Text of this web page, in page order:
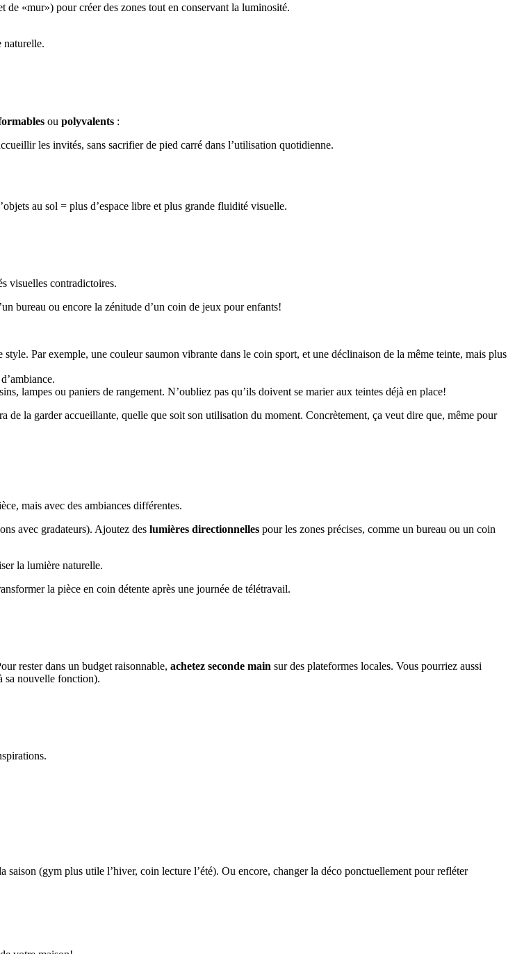
de «mur») pour créer des zones tout en conservant la luminosité.
naturelle.
ou polyvalents :
les invités, sans sacrifier de pied carré dans l’utilisation quotidienne.
au sol = plus d’espace libre et plus grande fluidité visuelle.
visuelles contradictoires.
bureau ou encore la zénitude d’un coin de jeux pour enfants!
style. Par exemple, une couleur saumon vibrante dans le coin sport, et une déclinaison de la même teinte, mais plus
lampes ou paniers de rangement. N’oubliez pas qu’ils doivent se marier aux teintes déjà en place!
de la garder accueillante, quelle que soit son utilisation du moment. Concrètement, ça veut dire que, même pour
mais avec des ambiances différentes.
avec gradateurs). Ajoutez des lumières directionnelles pour les zones précises, comme un bureau ou un coin
la lumière naturelle.
la pièce en coin détente après une journée de télétravail.
rester dans un budget raisonnable, achetez seconde main sur des plateformes locales. Vous pourriez aussi
sa nouvelle fonction).
saison (gym plus utile l’hiver, coin lecture l’été). Ou encore, changer la déco ponctuellement pour refléter